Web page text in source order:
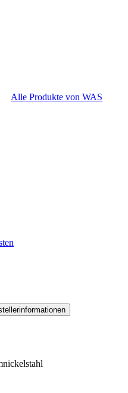
Alle Produkte von WAS